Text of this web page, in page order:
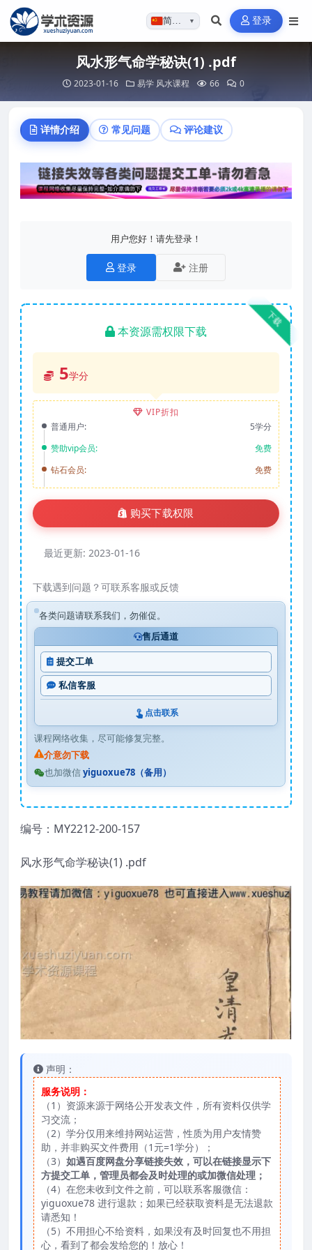
简体…▼ 登录
风水形气命学秘诀(1) .pdf
2023-01-16 易学 风水课程 66 0
详情介绍 常见问题 评论建议
用户您好！请先登录！
登录 注册
下载
本资源需权限下载
5学分
VIP折扣
普通用户:
5学分
赞助vip会员:
免费
钻石会员:
免费
购买下载权限
最近更新: 2023-01-16
下载遇到问题？可联系客服或反馈
各类问题请联系我们，勿催促。
售后通道
提交工单
私信客服
点击联系
课程网络收集，尽可能修复完整。
介意勿下载
也加微信yiguoxue78（备用）
编号：MY2212-200-157
风水形气命学秘诀(1) .pdf
声明：
服务说明：
（1）资源来源于网络公开发表文件，所有资料仅供学
习交流；
（2）学分仅用来维持网站运营，性质为用户友情赞
助，并非购买文件费用（1元=1学分）；
（3） 如遇百度网盘分享链接失效，可以在链接显示下
方提交工单，管理员都会及时处理的或加微信处理；
（4）在您未收到文件之前，可以联系客服微信：
yiguoxue78 进行退款；如果已经获取资料是无法退款
请悉知！
（5）不用担心不给资料，如果没有及时回复也不用担
心，看到了都会发给您的！放心！